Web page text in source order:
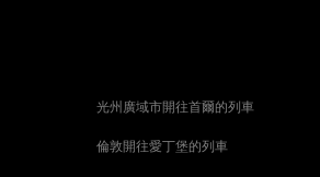
光州廣域市開往首爾的列車
倫敦開往愛丁堡的列車